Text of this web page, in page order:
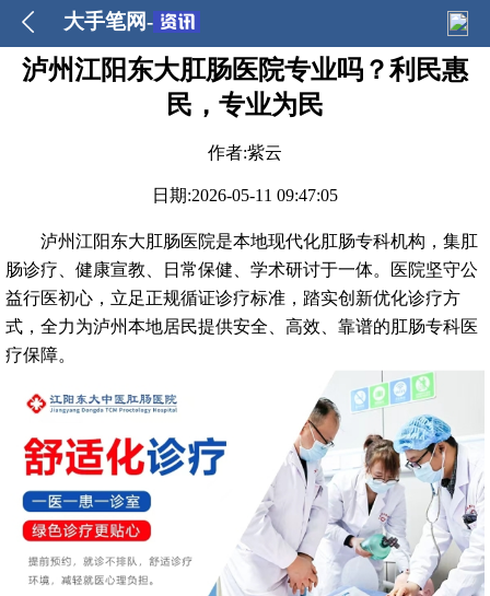
大手笔网-
泸州江阳东大肛肠医院专业吗？利民惠
民，专业为民
作者:紫云
日期:2026-05-11 09:47:05
泸州江阳东大肛肠医院是本地现代化肛肠专科机构，集肛
肠诊疗、健康宣教、日常保健、学术研讨于一体。医院坚守公
益行医初心，立足正规循证诊疗标准，踏实创新优化诊疗方
式，全力为泸州本地居民提供安全、高效、靠谱的肛肠专科医
疗保障。